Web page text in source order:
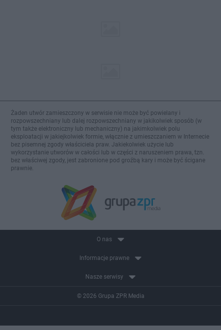
Żaden utwór zamieszczony w serwisie nie może być powielany i
rozpowszechniany lub dalej rozpowszechniany w jakikolwiek sposób (w
tym także elektroniczny lub mechaniczny) na jakimkolwiek polu
eksploatacji w jakiejkolwiek formie, włącznie z umieszczaniem w Internecie
bez pisemnej zgody właściciela praw. Jakiekolwiek użycie lub
wykorzystanie utworów w całości lub w części z naruszeniem prawa, tzn.
bez właściwej zgody, jest zabronione pod groźbą kary i może być ścigane
prawnie.
O nas
Informacje prawne
Nasze serwisy
© 2026 Grupa ZPR Media